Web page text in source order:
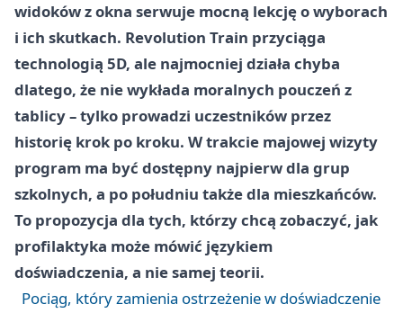
widoków z okna serwuje mocną lekcję o wyborach
i ich skutkach. Revolution Train przyciąga
technologią 5D, ale najmocniej działa chyba
dlatego, że nie wykłada moralnych pouczeń z
tablicy – tylko prowadzi uczestników przez
historię krok po kroku. W trakcie majowej wizyty
program ma być dostępny najpierw dla grup
szkolnych, a po południu także dla mieszkańców.
To propozycja dla tych, którzy chcą zobaczyć, jak
profilaktyka może mówić językiem
doświadczenia, a nie samej teorii.
Pociąg, który zamienia ostrzeżenie w doświadczenie